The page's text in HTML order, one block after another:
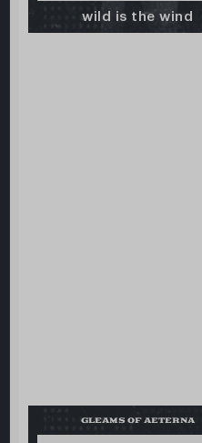
wild is the wind
GLEAMS OF AETERNA